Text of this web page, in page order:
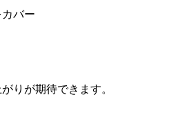
カバー
りが期待できます。